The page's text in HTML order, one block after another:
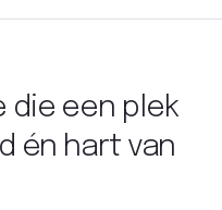
die een plek
én hart van